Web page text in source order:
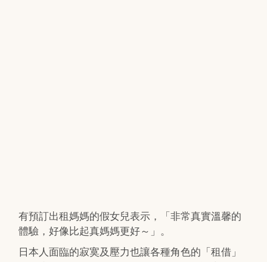
有預訂出租媽媽的假女兒表示，「非常真實溫馨的
體驗，好像比起真媽媽更好～」。
日本人面臨的寂寞及壓力也讓各種角色的「租借」